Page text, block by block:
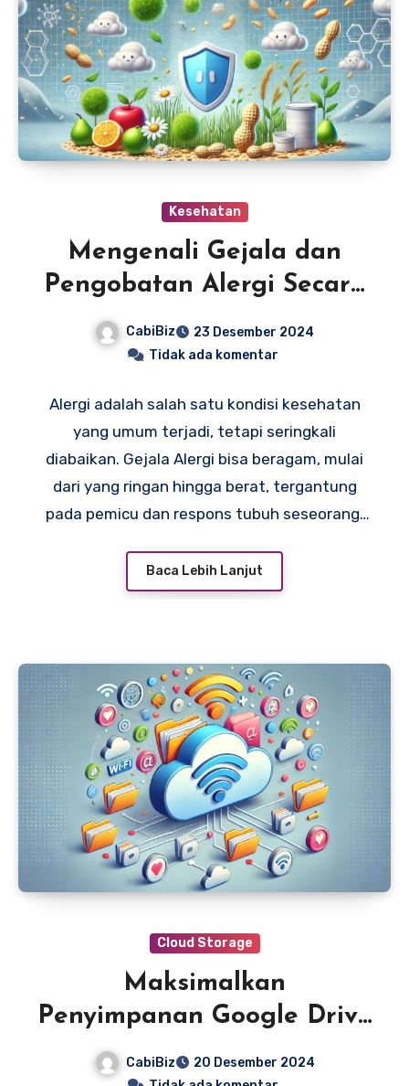
Kesehatan
Mengenali Gejala dan
Pengobatan Alergi Secara
CabiBiz
23 Desember 2024
Tidak ada komentar
Alergi adalah salah satu kondisi kesehatan
yang umum terjadi, tetapi seringkali
diabaikan. Gejala Alergi bisa beragam, mulai
dari yang ringan hingga berat, tergantung
pada pemicu dan respons tubuh seseorang.
dapat mengambil langkah yang tepat untuk
mencegah komplikasi lebih lanjut.
Baca Lebih Lanjut
Cloud Storage
Maksimalkan
Penyimpanan Google Drive
dan Kolaborasi File
CabiBiz
20 Desember 2024